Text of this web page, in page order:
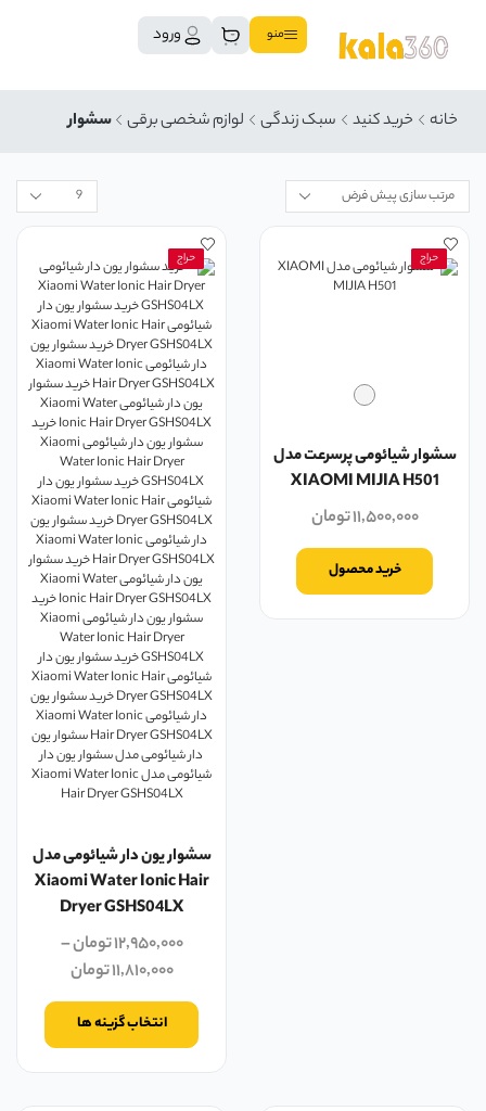
منو ورود
خانه خرید کنید سبک زندگی لوازم شخصی برقی سشوار
حراج
سشوار شیائومی پرسرعت مدل
XIAOMI MIJIA H501
۱۱,۵۰۰,۰۰۰تومان
خرید محصول
حراج
سشوار یون دار شیائومی مدل
Xiaomi Water Ionic Hair
Dryer GSHS04LX
۱۲,۹۵۰,۰۰۰تومان–
۱۱,۸۱۰,۰۰۰تومان
انتخاب گزینه ها